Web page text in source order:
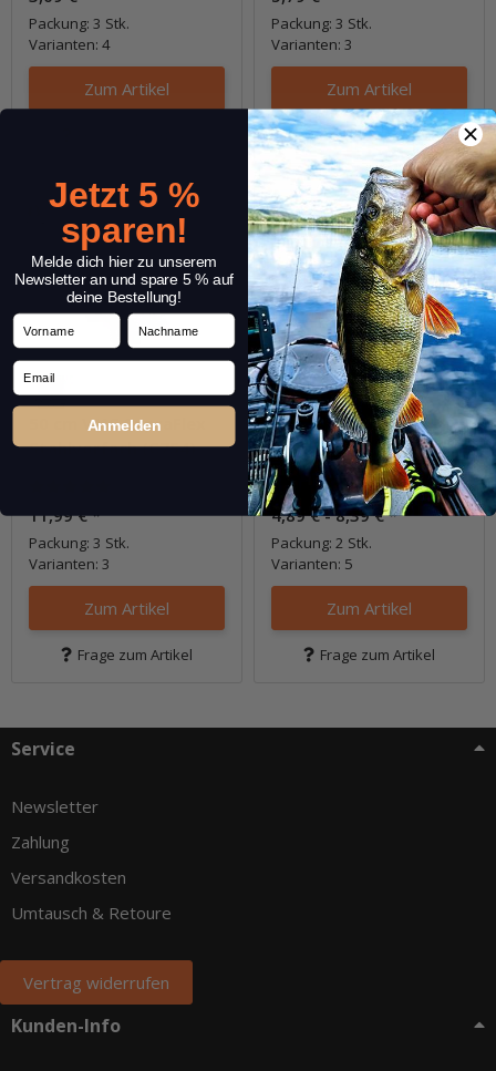
Packung: 3 Stk.
Varianten: 4
Zum Artikel
Packung: 3 Stk.
Varianten: 3
Zum Artikel
Frage zum Artikel
50 cm VMC SupraFlex
Stahlvorfach (C754)
11,99 €*
Packung: 3 Stk.
Varianten: 3
Zum Artikel
Frage zum Artikel
VMC Fluorocarbon
Hechtvorfach
(1)
4,89 € -8,39 €*
Packung: 2 Stk.
Varianten: 5
Zum Artikel
Frage zum Artikel
Service
Newsletter
Zahlung
Versandkosten
Umtausch & Retoure
Vertrag widerrufen
Kunden-Info
Jetzt 5 %
sparen!
Melde dich hier zu unserem
Newsletter an und spare 5 % auf
deine Bestellung!
Vorname Nachname
Email
Anmelden